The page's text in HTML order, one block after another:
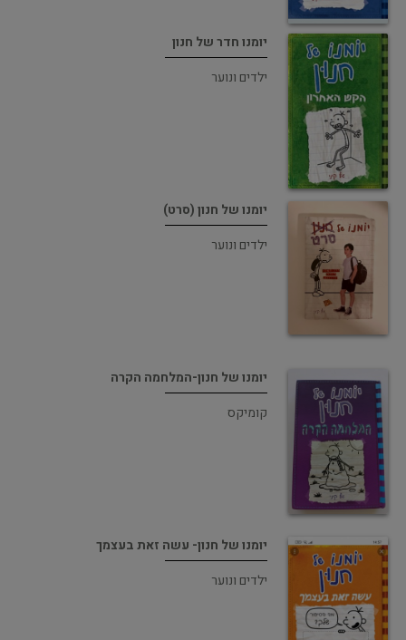
יומנו חדר של חנון
ילדים ונוער
יומנו של חנון (סרט)
ילדים ונוער
יומנו של חנון-המלחמה הקרה
קומיקס
יומנו של חנון- עשה זאת בעצמך
ילדים ונוער